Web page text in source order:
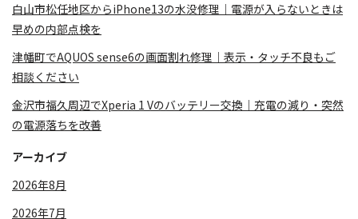
白山市松任地区からiPhone13の水没修理｜電源が入らないときは
早めの内部点検を
津幡町でAQUOS sense6の画面割れ修理｜表示・タッチ不良もご
相談ください
金沢市福久周辺でXperia 1 Vのバッテリー交換｜充電の減り・突然
の電源落ちを改善
アーカイブ
2026年8月
2026年7月